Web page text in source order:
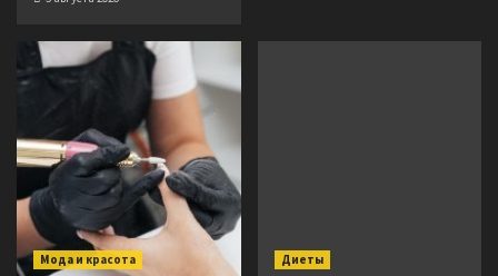
Мода и красота Диеты